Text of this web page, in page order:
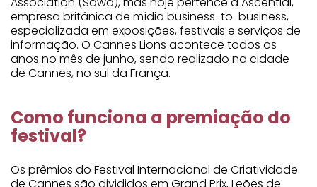
empresa britânica de mídia business-to-business,
especializada em exposições, festivais e serviços de
informação. O Cannes Lions acontece todos os
anos no mês de junho, sendo realizado na cidade
de Cannes, no sul da França.
Como funciona a premiação do
festival?
Os prêmios do Festival Internacional de Criatividade